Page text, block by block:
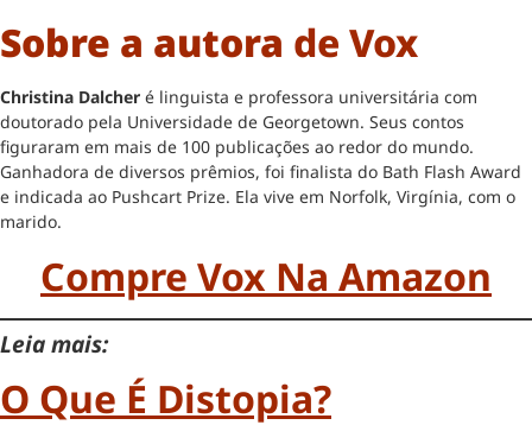
Sobre a autora de Vox
Christina Dalcher é linguista e professora universitária com
doutorado pela Universidade de Georgetown. Seus contos
figuraram em mais de 100 publicações ao redor do mundo.
Ganhadora de diversos prêmios, foi finalista do Bath Flash Award
e indicada ao Pushcart Prize. Ela vive em Norfolk, Virgínia, com o
marido.
Compre Vox Na Amazon
Leia mais:
O Que É Distopia?